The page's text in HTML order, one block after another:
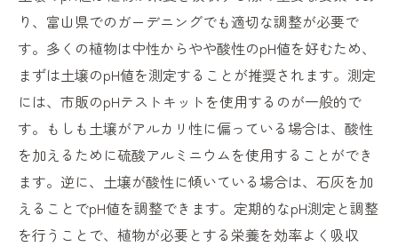
富山県の自然を楽しみながら菜園を育てる
土の力を最大限に引き出す富山県流ガーデニン
グの技
土の力を活かすための基本的な知識
富山県の環境に適した肥料の選び方
植物の成長を促進する土壌管理のポイント
富山県の土壌特性を活かした水やり技術
病害虫に強いガーデニングのための土作り
り、富山県でのガーデニングでも適切な調整が必要で
す。多くの植物は中性からやや酸性のpH値を好むため、
まずは土壌のpH値を測定することが推奨されます。測定
には、市販のpHテストキットを使用するのが一般的で
す。もしも土壌がアルカリ性に偏っている場合は、酸性
を加えるために硫酸アルミニウムを使用することができ
ます。逆に、土壌が酸性に傾いている場合は、石灰を加
えることでpH値を調整できます。定期的なpH測定と調整
を行うことで、植物が必要とする栄養を効率よく吸収